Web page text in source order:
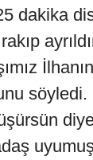
dakika